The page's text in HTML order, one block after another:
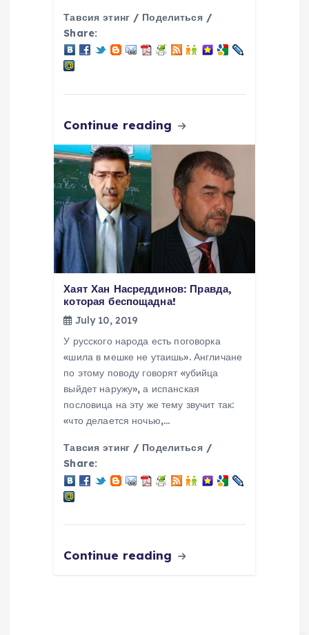
Тавсия этинг / Поделиться /
Share:
Continue reading
Хаят Хан Насреддинов: Правда,
которая беспощадна!
July 10, 2019
У русского народа есть поговорка
«шила в мешке не утаишь». Англичане
по этому поводу говорят «убийца
выйдет наружу», а испанская
пословица на эту же тему звучит так:
«что делается ночью,…
Тавсия этинг / Поделиться /
Share:
Continue reading